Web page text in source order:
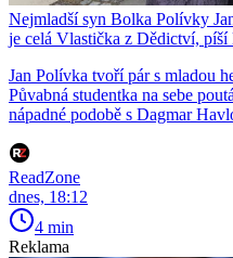
Nejmladší syn Bolka Polívky
je celá Vlastička z Dědictví, píší
Jan Polívka tvoří pár s mladou
Půvabná studentka na sebe
nápadné podobě s Dagmar
ReadZone
dnes, 18:12
4 min
Reklama